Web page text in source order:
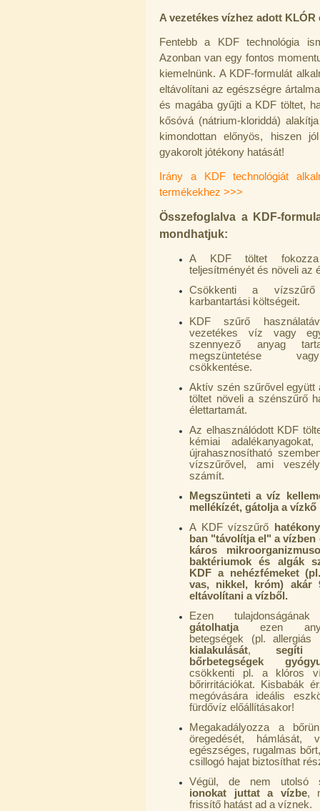
A vezetékes vízhez adott
Fentebb a KDF technológia
Azonban van egy fontos
kiemelnünk. A KDF-formulát
eltávolítani az egészségre
és magába gyűjti a KDF töltet,
kősóvá (nátrium-kloriddá)
kimondottan előnyös, hiszen
gyakorolt jótékony hatását!
Irány a KDF technológiát
termékekhez >>>
Összefoglalva a KDF-
mondhatjuk:
A KDF töltet
teljesítményét és növeli az
Csökkenti a vízszűrő
karbantartási költségeit.
KDF szűrő
vezetékes víz vagy
szennyező anyag
megszüntetése
csökkentése.
Aktív szén szűrővel együtt
töltet növeli a szénszűrő
élettartamát.
Az elhasználódott KDF
kémiai
újrahasznosítható
vízszűrővel, ami
számít.
Megszünteti a víz
mellékízét, gátolja a vízkő
A KDF vízszűrő
ban "távolítja el" a
káros
baktériumok és algák
KDF a nehézfémeket
vas, nikkel, króm) akár
eltávolítani a vízből.
Ezen tulajdonságának
gátolhatjaezen
betegségek (pl. allergiás
kialakulását,segíti
bőrbetegségek
csökkenti pl. a klóros
bőrirritációkat. Kisbabák
megóvására ideális
fürdővíz előállításakor!
Megakadályozza a
öregedését, hámlását,
egészséges, rugalmas
csillogó hajat biztosíthat
Végül, de nem utolsó
ionokat juttat a vízbe,
frissítő hatást ad a víznek.